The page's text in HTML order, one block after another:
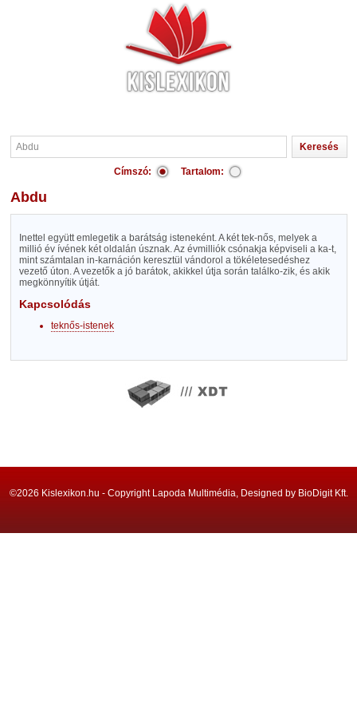
Címszó: Tartalom:
Abdu
Inettel együtt emlegetik a barátság isteneként. A két tek-nős, melyek a
millió év ívének két oldalán úsznak. Az évmilliók csónakja képviseli a ka-t,
mint számtalan in-karnáción keresztül vándorol a tökéletesedéshez
vezető úton. A vezetők a jó barátok, akikkel útja során találko-zik, és akik
megkönnyítik útját.
Kapcsolódás
teknős-istenek
©2026 Kislexikon.hu - Copyright Lapoda Multimédia, Designed by BioDigit Kft.